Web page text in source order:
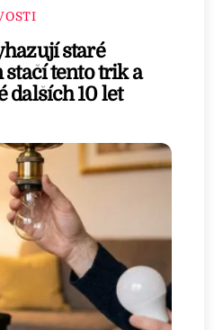
staré
tento trik a
dalších 10 let